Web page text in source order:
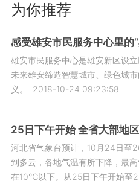
为你推荐
感受雄安市民服务中心里的
雄安市民服务中心是雄安新区设
未来雄安缔造智慧城市、绿色城
义。
2018-10-24 09:23:58
25日下午开始 全省大部地
河北省气象台预计，10月24日至
到多云，各地气温有所下降，最
在10℃以下。从25日下午开始至